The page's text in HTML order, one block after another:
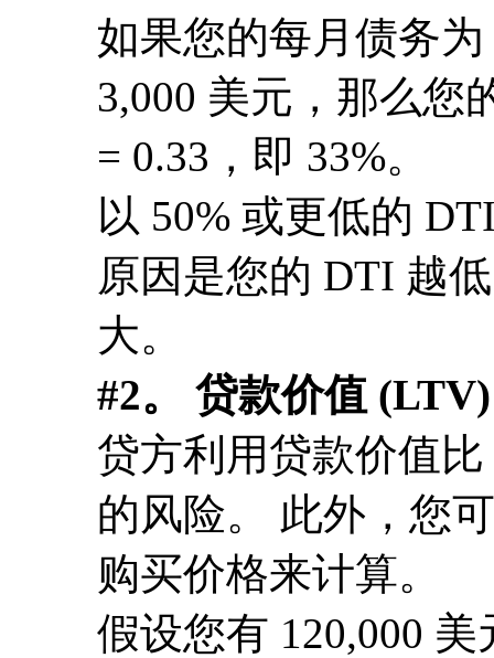
如果您的每月债务
3,000 美元，那么您
= 0.33，即 33%。
以 50% 或更低的
原因是您的 DTI 越
大。
#2。 贷款价值
贷方利用贷款价值
的风险。 此外，您
购买价格来计算。
假设您有 120,000